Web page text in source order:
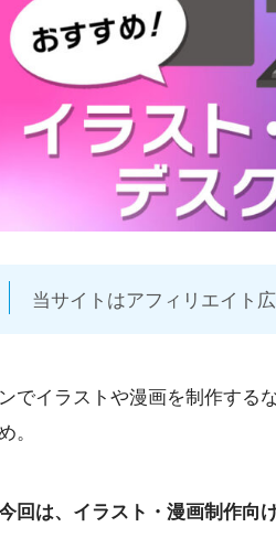
当サイトはアフィリエイト
でイラストや漫画を制作する
。
回は、イラスト・漫画制作向